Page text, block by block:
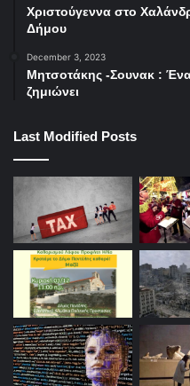
Χριστούγεννα στο
Δήμου
December 3, 2023
Μητσοτάκης -Σουνακ :
ζημιώνει
Last Modified Posts